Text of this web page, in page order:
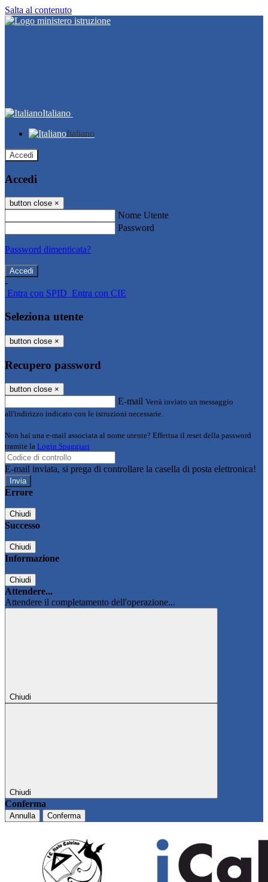
Salta al contenuto
Italiano
Italiano
Accedi
Accedi
button close ×
Nome Utente
Password
Password dimenticata?
-
Entra con SPID Entra con CIE
Seleziona utente
button close ×
Recupero password
button close ×
E-mail Verrà inviato un messaggio
all'indirizzo indicato con le istruzioni necessarie.
Non hai una e-mail associata al nome utente? Effettua il reset della password
tramite la Login Spaggiari
E-mail inviata, si prega di controllare la casella di posta elettronica!
Errore
Chiudi
Successo
Chiudi
Informazione
Chiudi
Attendere...
Attendere il completamento dell'operazione...
Chiudi
Chiudi
Conferma
Annulla Conferma